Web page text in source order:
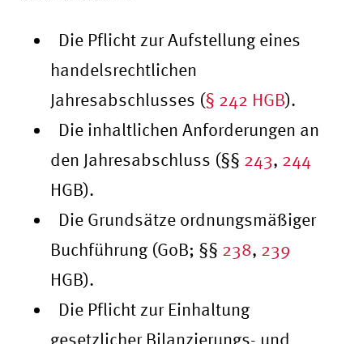
Die Pflicht zur Aufstellung eines
handelsrechtlichen
Jahresabschlusses (§ 242 HGB).
Die inhaltlichen Anforderungen an
den Jahresabschluss (§§ 243, 244
HGB).
Die Grundsätze ordnungsmäßiger
Buchführung (GoB; §§ 238, 239
HGB).
Die Pflicht zur Einhaltung
gesetzlicher Bilanzierungs- und